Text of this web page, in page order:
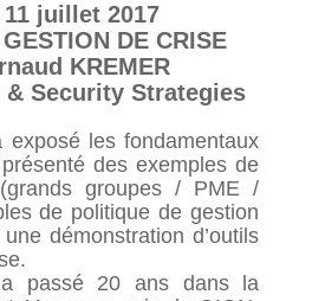
juillet 2017
DE CRISE
KREMER
Security Strategies
exposé les fondamentaux
des exemples de
groupes / PME /
de politique de gestion
démonstration d’outils
a passé 20 ans dans la